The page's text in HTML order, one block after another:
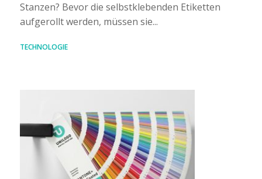
Stanzen? Bevor die selbstklebenden Etiketten
aufgerollt werden, müssen sie...
TECHNOLOGIE